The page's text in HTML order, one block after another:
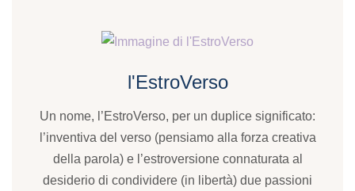
l'EstroVerso
Un nome, l’EstroVerso, per un duplice significato:
l’inventiva del verso (pensiamo alla forza creativa
della parola) e l’estroversione connaturata al
desiderio di condividere (in libertà) due passioni